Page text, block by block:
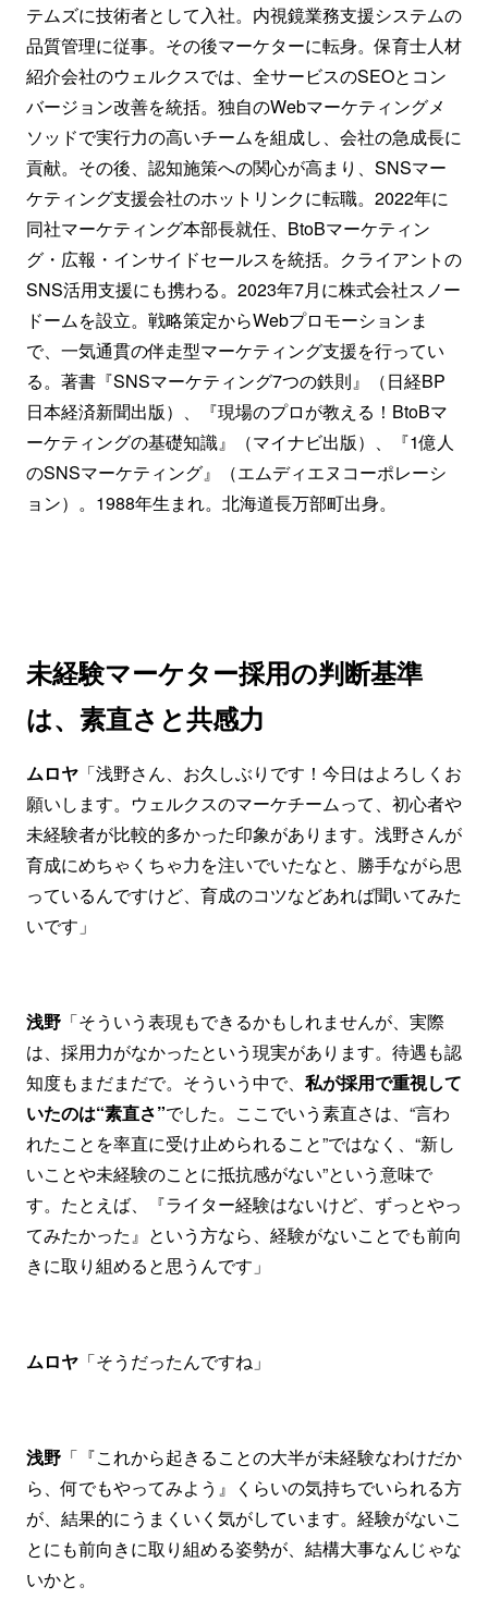
テムズに技術者として入社。内視鏡業務支援システムの
品質管理に従事。その後マーケターに転身。保育士人材
紹介会社のウェルクスでは、全サービスのSEOとコン
バージョン改善を統括。独自のWebマーケティングメ
ソッドで実行力の高いチームを組成し、会社の急成長に
貢献。その後、認知施策への関心が高まり、SNSマー
ケティング支援会社のホットリンクに転職。2022年に
同社マーケティング本部長就任、BtoBマーケティン
グ・広報・インサイドセールスを統括。クライアントの
SNS活用支援にも携わる。2023年7月に株式会社スノー
ドームを設立。戦略策定からWebプロモーションま
で、一気通貫の伴走型マーケティング支援を行ってい
る。著書『SNSマーケティング7つの鉄則』（日経BP
日本経済新聞出版）、『現場のプロが教える！BtoBマ
ーケティングの基礎知識』（マイナビ出版）、『1億人
のSNSマーケティング』（エムディエヌコーポレーシ
ョン）。1988年生まれ。北海道長万部町出身。
未経験マーケター採用の判断基準
は、素直さと共感力
ムロヤ 「浅野さん、お久しぶりです！今日はよろしくお
願いします。ウェルクスのマーケチームって、初心者や
未経験者が比較的多かった印象があります。浅野さんが
育成にめちゃくちゃ力を注いでいたなと、勝手ながら思
っているんですけど、育成のコツなどあれば聞いてみた
いです」
浅野 「そういう表現もできるかもしれませんが、実際
は、採用力がなかったという現実があります。待遇も認
知度もまだまだで。そういう中で、 私が採用で重視して
いたのは“素直さ”でした。ここでいう素直さは、“言わ
れたことを率直に受け止められること”ではなく、“新し
いことや未経験のことに抵抗感がない”という意味で
す。たとえば、『ライター経験はないけど、ずっとやっ
てみたかった』という方なら、経験がないことでも前向
きに取り組めると思うんです」
ムロヤ 「そうだったんですね」
浅野 「『これから起きることの大半が未経験なわけだか
ら、何でもやってみよう』くらいの気持ちでいられる方
が、結果的にうまくいく気がしています。経験がないこ
とにも前向きに取り組める姿勢が、結構大事なんじゃな
いかと。